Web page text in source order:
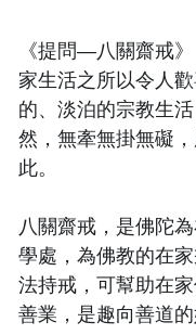
《提問—八關齋戒
家生活之所以令人
的、淡泊的宗教生
然，無牽無掛無礙
此。
八關齋戒，是佛陀
學處，為佛教的在
法持戒，可幫助在
善業，是趣向善道